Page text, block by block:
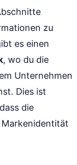
zu
es einen
, wo du die
Unternehmen
Dies ist
die